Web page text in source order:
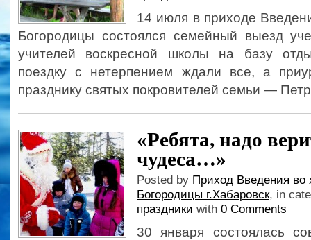
14 июля в приходе
Богородицы состоялся семейный выезд
учителей воскресной школы на базу
поездку с нетерпением ждали все, а
празднику святых покровителей семьи —
«Ребята, надо
чудеса…»
Posted by Приход Введения во
Богородицы г.Хабаровск, in
праздники with 0 Comments
30 января состоялась